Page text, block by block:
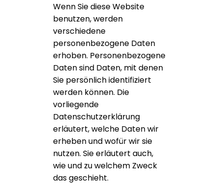
Wenn Sie diese Website
benutzen, werden
verschiedene
personenbezogene Daten
erhoben. Personenbezogene
Daten sind Daten, mit denen
Sie persönlich identifiziert
werden können. Die
vorliegende
Datenschutzerklärung
erläutert, welche Daten wir
erheben und wofür wir sie
nutzen. Sie erläutert auch,
wie und zu welchem Zweck
das geschieht.